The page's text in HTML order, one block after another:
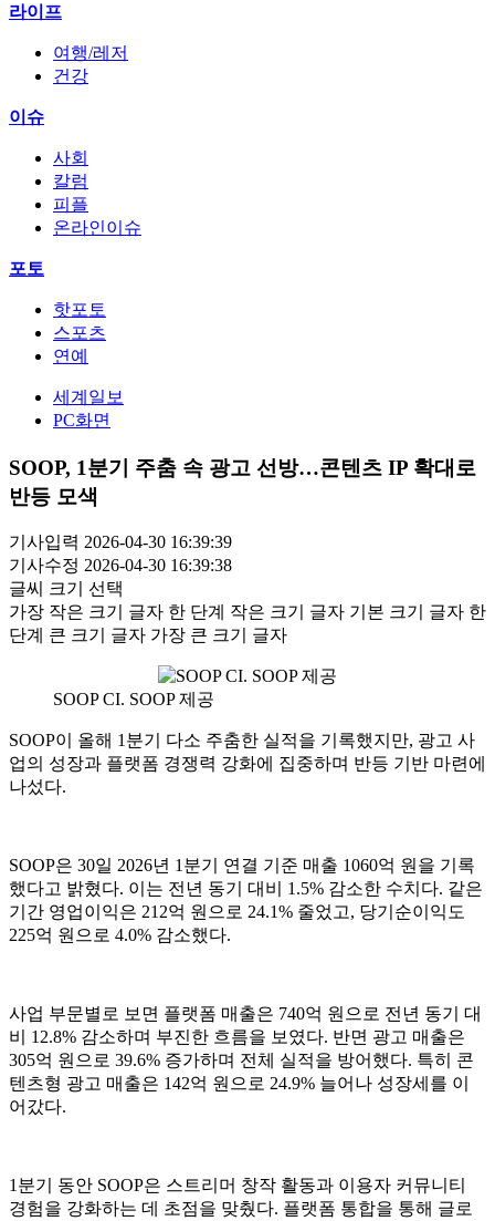
라이프
여행/레저
건강
이슈
사회
칼럼
피플
온라인이슈
포토
핫포토
스포츠
연예
세계일보
PC화면
SOOP, 1분기 주춤 속 광고 선방…콘텐츠 IP 확대로
반등 모색
기사입력 2026-04-30 16:39:39
기사수정 2026-04-30 16:39:38
글씨 크기 선택
가장 작은 크기 글자 한 단계 작은 크기 글자 기본 크기 글자 한
단계 큰 크기 글자 가장 큰 크기 글자
SOOP CI. SOOP 제공
SOOP이 올해 1분기 다소 주춤한 실적을 기록했지만, 광고 사
업의 성장과 플랫폼 경쟁력 강화에 집중하며 반등 기반 마련에
나섰다.
SOOP은 30일 2026년 1분기 연결 기준 매출 1060억 원을 기록
했다고 밝혔다. 이는 전년 동기 대비 1.5% 감소한 수치다. 같은
기간 영업이익은 212억 원으로 24.1% 줄었고, 당기순이익도
225억 원으로 4.0% 감소했다.
사업 부문별로 보면 플랫폼 매출은 740억 원으로 전년 동기 대
비 12.8% 감소하며 부진한 흐름을 보였다. 반면 광고 매출은
305억 원으로 39.6% 증가하며 전체 실적을 방어했다. 특히 콘
텐츠형 광고 매출은 142억 원으로 24.9% 늘어나 성장세를 이
어갔다.
1분기 동안 SOOP은 스트리머 창작 활동과 이용자 커뮤니티
경험을 강화하는 데 초점을 맞췄다. 플랫폼 통합을 통해 글로